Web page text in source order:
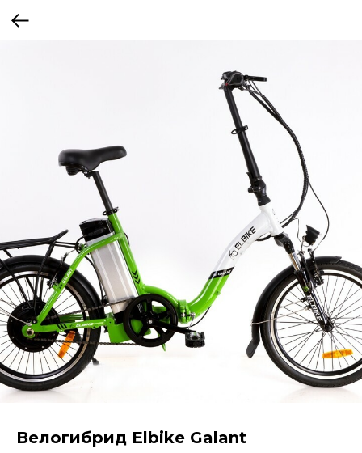
Велогибрид Elbike Galant